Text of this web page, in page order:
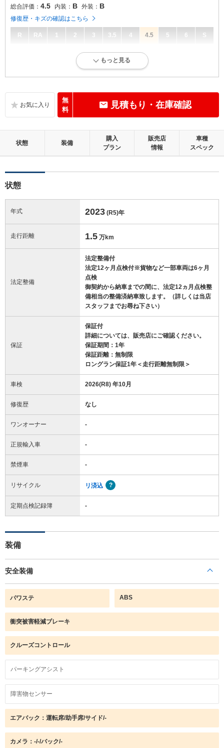
総合評価： 4.5 内装： B 外装： B
修復歴・キズの確認はこちら
R RA 1 2 3 3.5 4 4.5 5 6 S
走行距離が10万キロ以内で、きれいな状態です。
いたみ、汚れなどは少なく、全体的に良好な状態です。
とんどない良好な状態です。
もっと見る
無
料
見積もり・在庫確認
状態 装備
購入
プラン
販売店
情報
車種
スペック
状態
年式 2023 (R5)年
走行距離 1.5 万km
法定整備
法定整備付
法定12ヶ月点検付※貨物など一部車両は6ヶ月
点検
御契約から納車までの間に、法定12ヵ月点検整
備相当の整備済納車致します。（詳しくは当店
スタッフまでお尋ね下さい）
保証
保証付
詳細については、販売店にご確認ください。
保証期間：1年
保証距離：無制限
ロングラン保証1年＜走行距離無制限＞
車検 2026(R8) 年10月
修復歴 なし
ワンオーナー -
正規輸入車 -
禁煙車 -
リサイクル リ済込
定期点検記録簿 -
装備
安全装備
パワステ ABS
衝突被害軽減ブレーキ
クルーズコントロール
パーキングアシスト
障害物センサー
エアバック：運転席/助手席/サイド/-
カメラ：-/-/バック/-